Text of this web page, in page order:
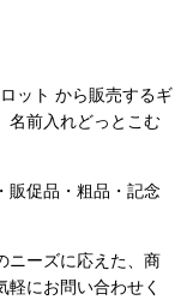
ット から販売するギ
前入れどっとこむ
販促品・粗品・記念
ニーズに応えた、商
にお問い合わせく